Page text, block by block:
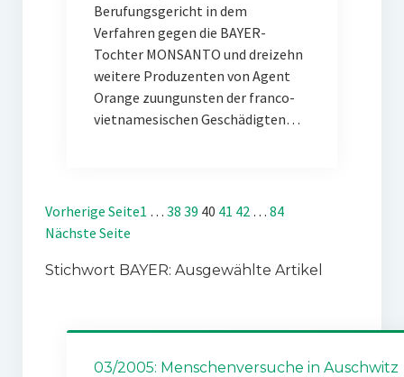
Berufungsgericht in dem
Verfahren gegen die BAYER-
Tochter MONSANTO und dreizehn
weitere Produzenten von Agent
Orange zuungunsten der franco-
vietnamesischen Geschädigten…
Vorherige Seite1 … 38 39 40 41 42 … 84
Nächste Seite
Stichwort BAYER: Ausgewählte Artikel
03/2005: Menschenversuche in Auschwitz